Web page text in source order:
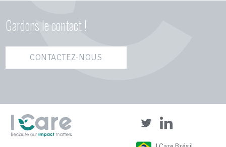
Gardons le contact !
CONTACTEZ-NOUS